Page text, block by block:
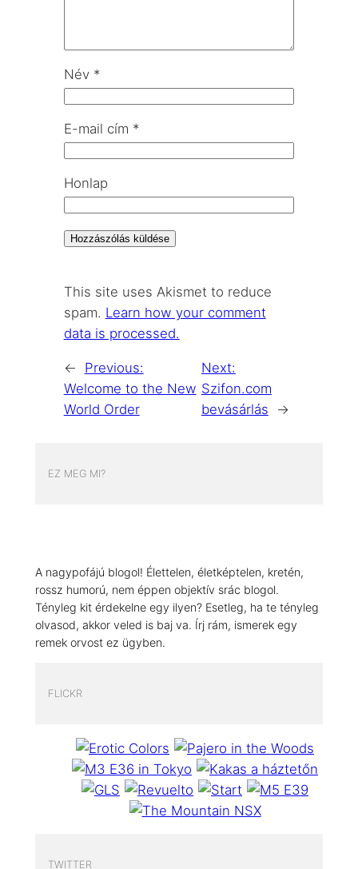
Név *
E-mail cím *
Honlap
This site uses Akismet to reduce
spam. Learn how your comment
data is processed.
←
Previous:
Welcome to the New
World Order
Next:
Szifon.com
bevásárlás
→
EZ MEG MI?
A nagypofájú blogol! Élettelen, életképtelen, kretén,
rossz humorú, nem éppen objektív srác blogol.
Tényleg kit érdekelne egy ilyen? Esetleg, ha te tényleg
olvasod, akkor veled is baj va. Írj rám, ismerek egy
remek orvost ez ügyben.
FLICKR
TWITTER